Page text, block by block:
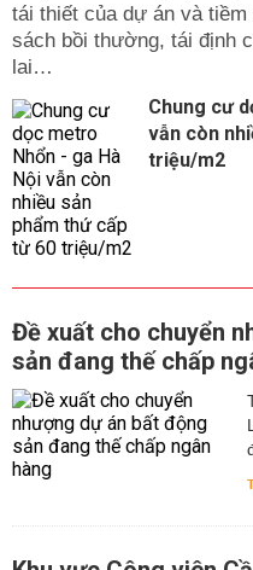
tái thiết của dự án và
sách bồi thường, tái định
lai…
Chung cư
vẫn còn
triệu/m2
Đề xuất cho chuyển
sản đang thế chấp